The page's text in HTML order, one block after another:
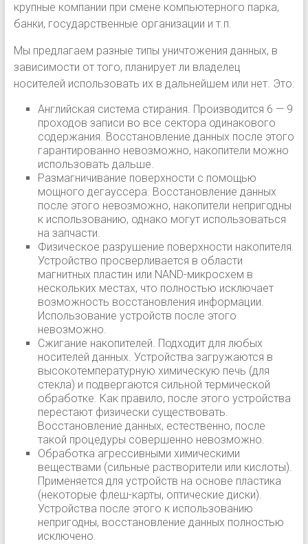
крупные компании при смене компьютерного парка,
банки, государственные организации и т.п.
Мы предлагаем разные типы уничтожения данных, в
зависимости от того, планирует ли владелец
носителей использовать их в дальнейшем или нет. Это:
Английская система стирания. Производится 6 — 9
проходов записи во все сектора одинакового
содержания. Восстановление данных после этого
гарантированно невозможно, накопители можно
использовать дальше.
Размагничивание поверхности с помощью
мощного дегауссера. Восстановление данных
после этого невозможно, накопители непригодны
к использованию, однако могут использоваться
на запчасти.
Физическое разрушение поверхности накопителя.
Устройство просверливается в области
магнитных пластин или NAND-микросхем в
нескольких местах, что полностью исключает
возможность восстановления информации.
Использование устройств после этого
невозможно.
Сжигание накопителей. Подходит для любых
носителей данных. Устройства загружаются в
высокотемпературную химическую печь (для
стекла) и подвергаются сильной термической
обработке. Как правило, после этого устройства
перестают физически существовать.
Восстановление данных, естественно, после
такой процедуры совершенно невозможно.
Обработка агрессивными химическими
веществами (сильные растворители или кислоты).
Применяется для устройств на основе пластика
(некоторые флеш-карты, оптические диски).
Устройства после этого к использованию
непригодны, восстановление данных полностью
исключено.